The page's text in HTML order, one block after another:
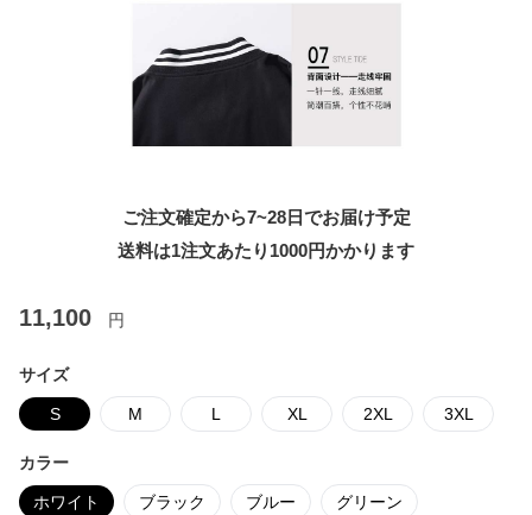
ご注文確定から7~28日でお届け予定
送料は1注文あたり 1000円かかります
11,100 円
サイズ
S M L XL 2XL 3XL
カラー
ホワイト ブラック ブルー グリーン